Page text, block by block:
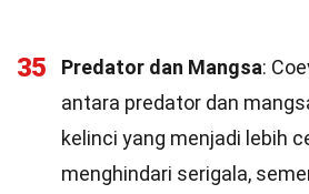
35 Predator dan Mangsa:
antara predator dan
kelinci yang menjadi lebih
menghindari serigala,